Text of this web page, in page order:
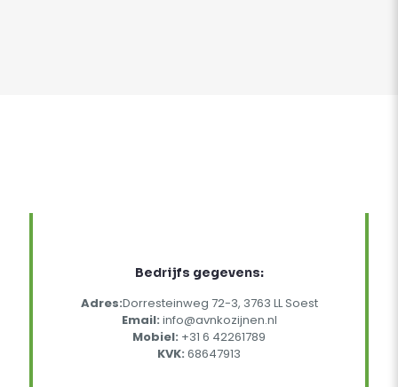
Bedrijfs gegevens:
Adres:Dorresteinweg 72-3, 3763 LL Soest
Email: info@avnkozijnen.nl
Mobiel: +31 6 42261789
KVK: 68647913